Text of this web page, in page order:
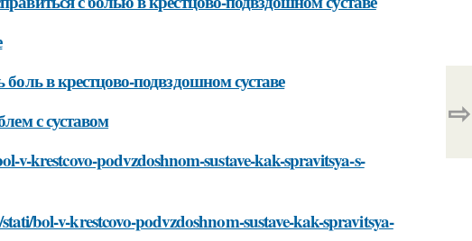
в крестцово-подвздошном суставе
с суставом
krestcovo-podvzdoshnom-sustave-kak-spravitsya-s-
bol-v-krestcovo-podvzdoshnom-sustave-kak-spravitsya-
⇨